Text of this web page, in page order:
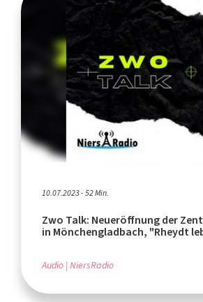
10.07.2023 - 52 Min.
Zwo Talk: Neueröffnung der
in Mönchengladbach, "Rheydt
Audio NiersRadio